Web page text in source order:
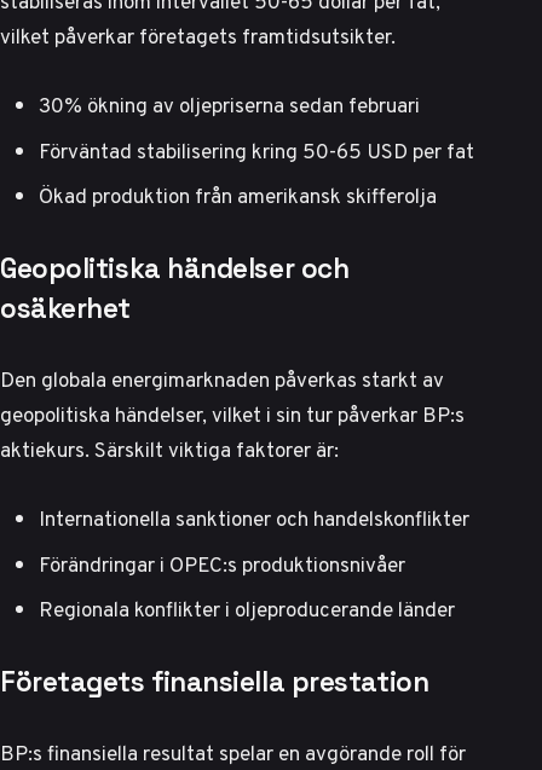
vilket påverkar företagets framtidsutsikter.
30% ökning av oljepriserna sedan februari
Förväntad stabilisering kring 50-65 USD per fat
Ökad produktion från amerikansk skifferolja
Geopolitiska händelser och
osäkerhet
Den globala energimarknaden påverkas starkt av
geopolitiska händelser, vilket i sin tur påverkar BP:s
aktiekurs. Särskilt viktiga faktorer är:
Internationella sanktioner och handelskonflikter
Förändringar i OPEC:s produktionsnivåer
Regionala konflikter i oljeproducerande länder
Företagets finansiella prestation
BP:s finansiella resultat spelar en avgörande roll för